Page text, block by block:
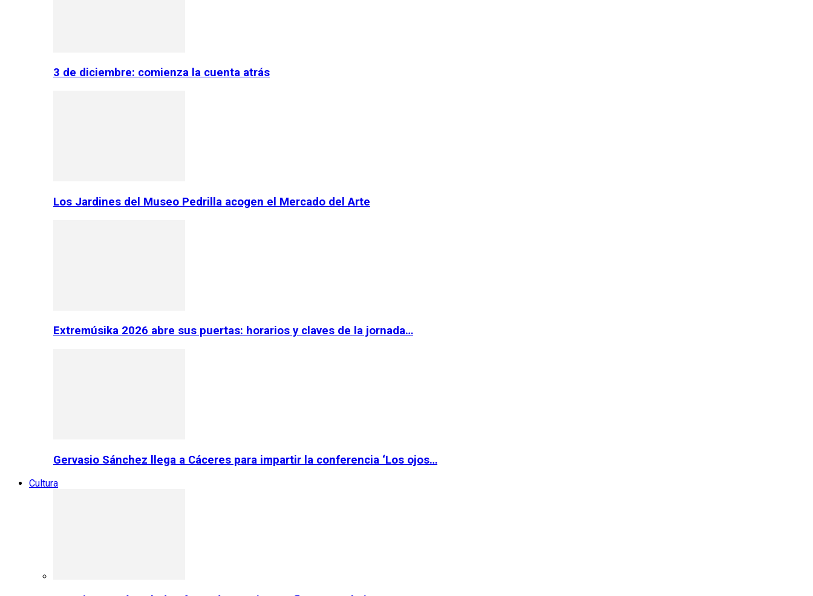
3 de diciembre: comienza la cuenta atrás
Los Jardines del Museo Pedrilla acogen el Mercado del Arte
Extremúsika 2026 abre sus puertas: horarios y claves de la jornada…
Gervasio Sánchez llega a Cáceres para impartir la conferencia ‘Los ojos…
Cultura